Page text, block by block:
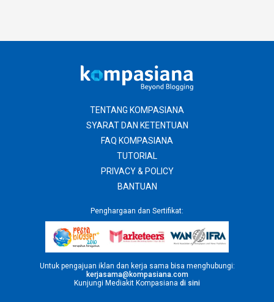
TENTANG KOMPASIANA
SYARAT DAN KETENTUAN
FAQ KOMPASIANA
TUTORIAL
PRIVACY & POLICY
BANTUAN
Penghargaan dan Sertifikat:
Untuk pengajuan iklan dan kerja sama bisa menghubungi:
kerjasama@kompasiana.com
Kunjungi Mediakit Kompasiana di sini